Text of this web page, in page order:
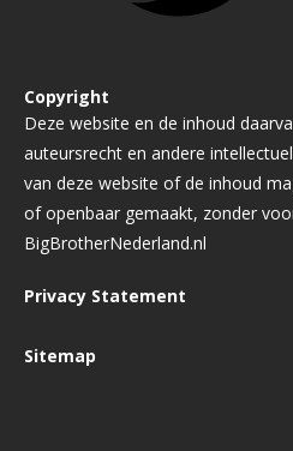
Copyright
Deze website en de inhoud
auteursrecht en andere
van deze website of de inhoud
of openbaar gemaakt, zonder
BigBrotherNederland.nl
Privacy Statement
Sitemap